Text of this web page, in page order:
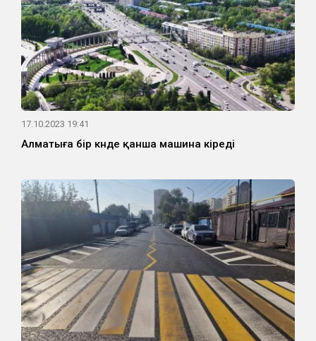
17.10.2023 19:41
Алматыға бір күнде қанша машина кіреді